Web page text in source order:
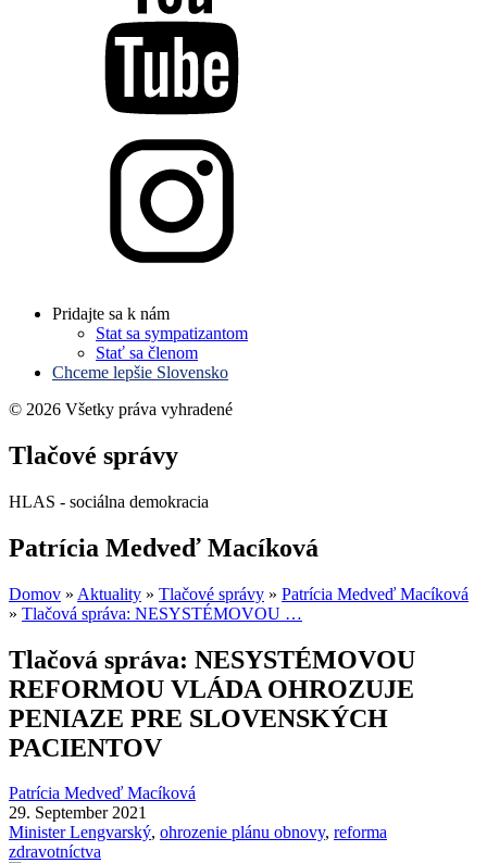
Pridajte sa k nám
Stat sa sympatizantom
Stať sa členom
Chceme lepšie Slovensko
© 2026 Všetky práva vyhradené
Tlačové správy
HLAS - sociálna demokracia
Patrícia Medveď Macíková
Domov » Aktuality » Tlačové správy » Patrícia Medveď Macíková
» Tlačová správa: NESYSTÉMOVOU …
Tlačová správa: NESYSTÉMOVOU
REFORMOU VLÁDA OHROZUJE
PENIAZE PRE SLOVENSKÝCH
PACIENTOV
Patrícia Medveď Macíková
29. September 2021
Minister Lengvarský, ohrozenie plánu obnovy, reforma
zdravotníctva